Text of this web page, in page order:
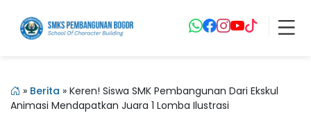
» Berita » Keren! Siswa SMK Pembangunan Dari Ekskul
Animasi Mendapatkan Juara 1 Lomba Ilustrasi